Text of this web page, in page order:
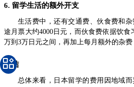
6. 留学生活的额外开支
生活费中，还有交通费、伙食费和
途月票大约4000日元，而伙食费依据饮食
万到3万日元之间，再加上每月额外的杂费
总结
总体来看，日本留学的费用因地域